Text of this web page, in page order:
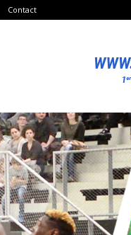
Contact